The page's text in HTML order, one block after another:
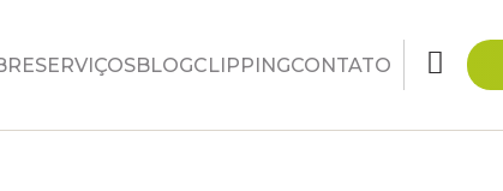
SERVIÇOSBLOGCLIPPINGCONTATO